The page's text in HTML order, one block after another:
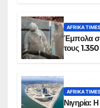
AFRIKA TIMES
Έμπολα
τους 1.350
AFRIKA TIMES
Νιγηρία: